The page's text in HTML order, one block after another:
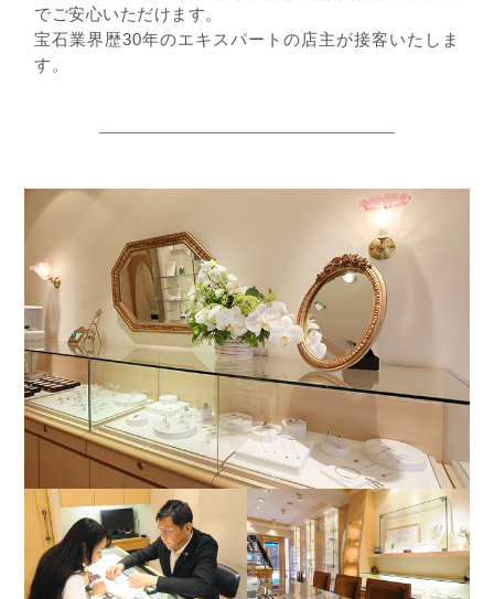
でご安心いただけます。
宝石業界歴30年のエキスパートの店主が接客いたしま
す。